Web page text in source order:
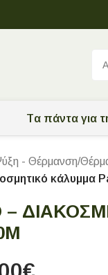
Tα πάντα για
- Θέρμανση/
κάλυμμα
–